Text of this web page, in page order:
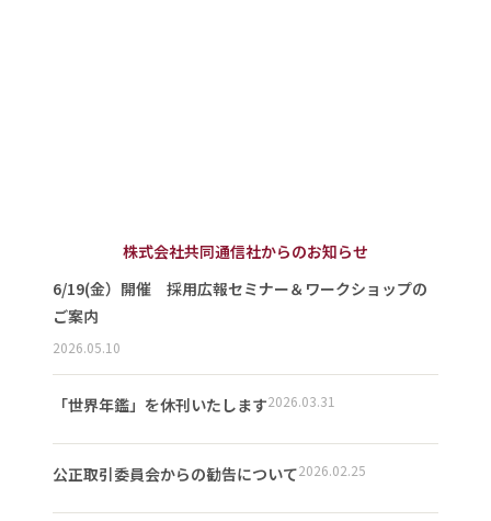
株式会社共同通信社からのお知らせ
6/19(金）開催 採用広報セミナー＆ワークショップの
ご案内
2026.05.10
「世界年鑑」を休刊いたします2026.03.31
公正取引委員会からの勧告について2026.02.25